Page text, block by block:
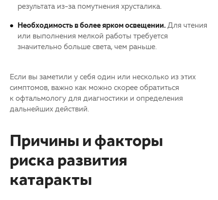
результата из-за помутнения хрусталика.
Необходимость в более ярком освещении. Для чтения
или выполнения мелкой работы требуется
значительно больше света, чем раньше.
Если вы заметили у себя один или несколько из этих
симптомов, важно как можно скорее обратиться
к офтальмологу для диагностики и определения
дальнейших действий.
Причины и факторы
риска развития
катаракты